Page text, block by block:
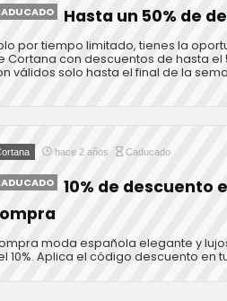
Hasta un 50% de
por tiempo limitado, tienes la
Cortana con descuentos de hasta el
válidos solo hasta el final de la
hace 2 años Caducado
10% de descuento
moda española elegante y
10%. Aplica el código descuento en